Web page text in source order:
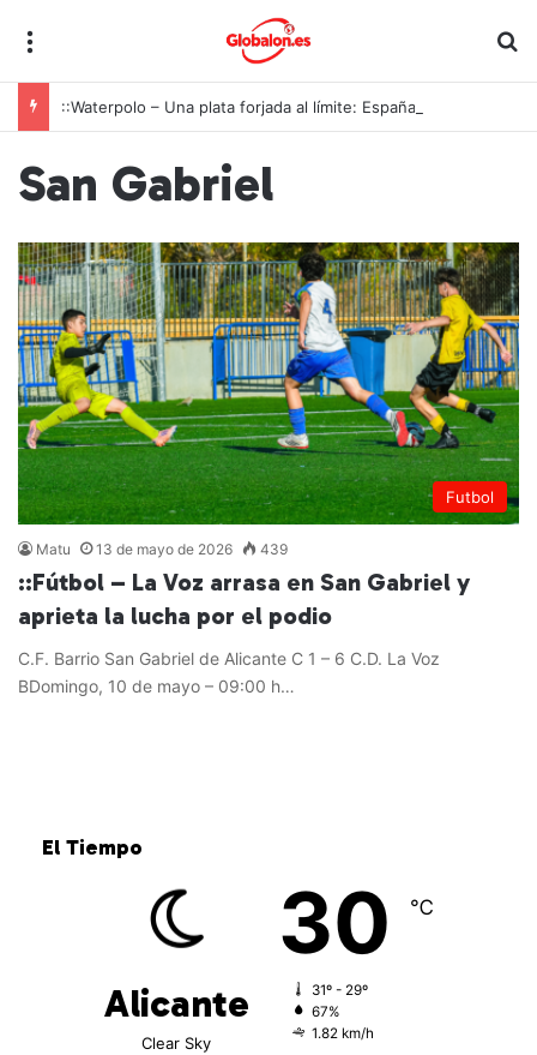
San Gabriel
Futbol
Matu 13 de mayo de 2026 439
::Fútbol – La Voz arrasa en San Gabriel y
aprieta la lucha por el podio
C.F. Barrio San Gabriel de Alicante C 1 – 6 C.D. La Voz
BDomingo, 10 de mayo – 09:00 h…
El Tiempo
Alicante
Clear Sky
30 ℃
31º - 29º
67%
1.82 km/h